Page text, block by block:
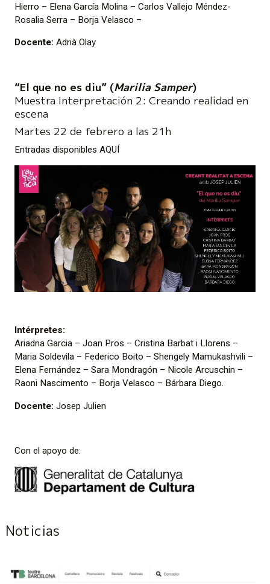
Hierro – Elena García Molina – Carlos Vallejo Méndez-
Rosalia Serra – Borja Velasco –
Docente: Adrià Olay
“El que no es diu” (Marilia Samper)
Muestra Interpretación 2: Creando realidad en
escena
Martes 22 de febrero a las 21h
Entradas disponiblesAQUÍ
Intérpretes:
Ariadna Garcia – Joan Pros – Cristina Barbat i Llorens –
Maria Soldevila – Federico Boito – Shengely Mamukashvili –
Elena Fernández – Sara Mondragón – Nicole Arcuschin –
Raoni Nascimento – Borja Velasco – Bárbara Diego.
Docente: Josep Julien
Con el apoyo de:
Noticias